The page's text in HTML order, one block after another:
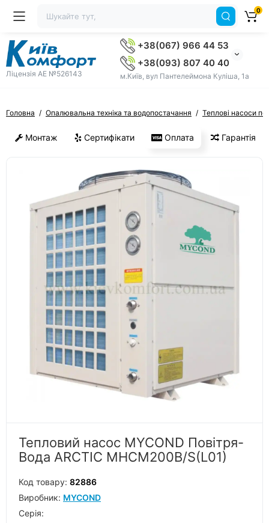
Ліцензія AE №526143
+38(067) 966 44 53
+38(093) 807 40 40
м.Київ, вул Пантелеймона Куліша, 1а
0
Головна Опалювальна техніка та водопостачання Теплові насоси
Монтаж Сертифікати Оплата Гарантія
Тепловий насос MYCOND Повітря-
Вода ARCTIC MHCM200B/S(L01)
Код товару: 82886
Виробник: MYCOND
Серiя: